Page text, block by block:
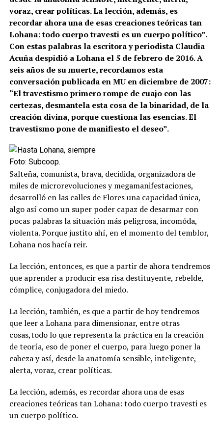
voraz, crear políticas. La lección, además, es
recordar ahora una de esas creaciones teóricas tan
Lohana: todo cuerpo travesti es un cuerpo político”.
Con estas palabras la escritora y periodista Claudia
Acuña despidió a Lohana el 5 de febrero de 2016. A
seis años de su muerte, recordamos esta
conversación publicada en MU en diciembre de 2007:
“El travestismo primero rompe de cuajo con las
certezas, desmantela esta cosa de la binaridad, de la
creación divina, porque cuestiona las esencias. El
travestismo pone de manifiesto el deseo”.
Foto: Subcoop.
Salteña, comunista, brava, decidida, organizadora de
miles de microrevoluciones y megamanifestaciones,
desarrolló en las calles de Flores una capacidad única,
algo así como un super poder capaz de desarmar con
pocas palabras la situación más peligrosa, incomóda,
violenta. Porque justito ahí, en el momento del temblor,
Lohana nos hacía reir.
La lección, entonces, es que a partir de ahora tendremos
que aprender a producir esa risa destituyente, rebelde,
cómplice, conjugadora del miedo.
La lección, también, es que a partir de hoy tendremos
que leer a Lohana para dimensionar, entre otras
cosas,todo lo que representa la práctica en la creación
de teoría, eso de poner el cuerpo, para luego poner la
cabeza y así, desde la anatomía sensible, inteligente,
alerta, voraz, crear políticas.
La lección, además, es recordar ahora una de esas
creaciones teóricas tan Lohana: todo cuerpo travesti es
un cuerpo político.